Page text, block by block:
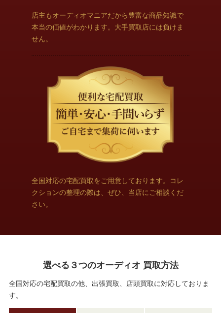
店主もオーディオマニアだから豊富な商品知識で
本当の価値がわかります。大手買取店には負けま
せん。
全国対応の宅配買取をご用意しております。コレ
クションの整理の際は、ぜひ、当店にご相談くだ
さい。
選べる３つのオーディオ 買取方法
全国対応の宅配買取の他、出張買取、店頭買取に対応しておりま
す。